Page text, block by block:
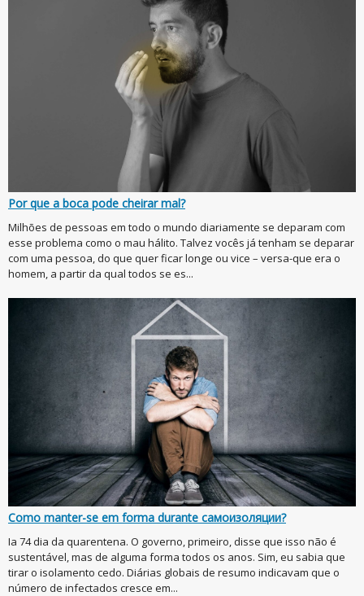
Por que a boca pode cheirar mal?
Milhões de pessoas em todo o mundo diariamente se deparam com
esse problema como o mau hálito. Talvez vocês já tenham se deparar
com uma pessoa, do que quer ficar longe ou vice – versa-que era o
homem, a partir da qual todos se es...
Como manter-se em forma durante самоизоляции?
Ia 74 dia da quarentena. O governo, primeiro, disse que isso não é
sustentável, mas de alguma forma todos os anos. Sim, eu sabia que
tirar o isolamento cedo. Diárias globais de resumo indicavam que o
número de infectados cresce em...